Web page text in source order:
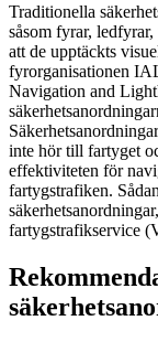
Traditionella
såsom fyrar,
att de upptäckts
fyrorganisationen
Navigation and
inte hör till fartyget
effektiviteten för
fartygstrafiken.
fartygstrafikservice